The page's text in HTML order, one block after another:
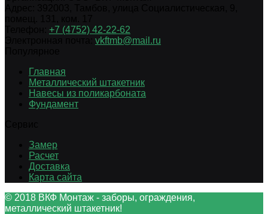
+7 (4752) 42-22-62
vkftmb@mail.ru
Главная
Металлический штакетник
Навесы из поликарбоната
Фундамент
Замер
Расчет
Доставка
Карта сайта
© 2018 ВКФ Монтаж - заборы, ограждения,
металлический штакетник!